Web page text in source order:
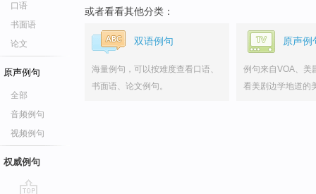
口语
书面语
论文
原声例句
全部
音频例句
视频例句
权威例句
或者看看其他分类：
双语例句
海量例句，可以按难度查看口语、
书面语、论文例句。
原声例
例句来自VOA、美
看美剧边学地道的